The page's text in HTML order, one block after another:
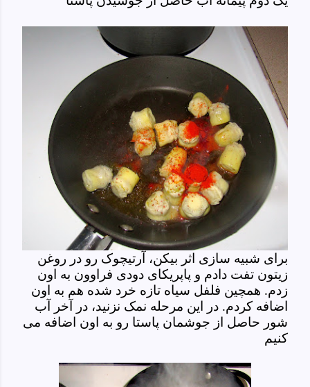
برای شبیه سازی اثر بیکن، آرتیچوک رو در روغن
زیتون تفت دادم و پاپریکای دودی فراوون به اون
زدم. همچین فلفل سیاه تازه خرد شده هم به اون
اضافه کردم. در این مرحله نمک نزنید، در آخر آب
شور حاصل از جوشمان پاستا رو به اون اضافه می
کنیم